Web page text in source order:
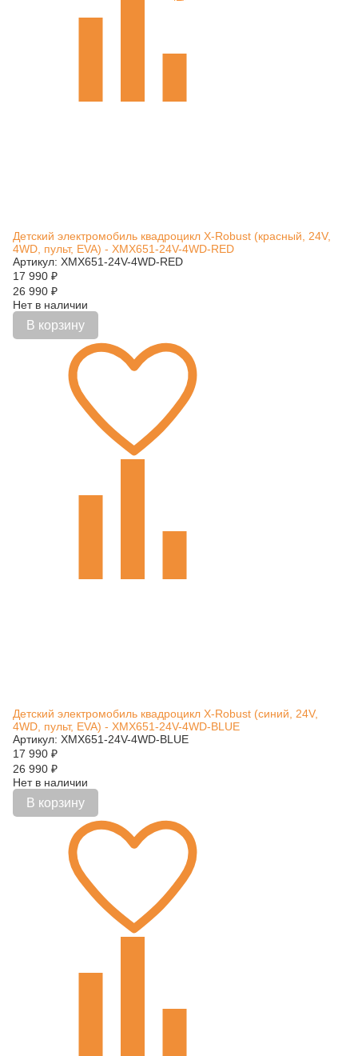
Детский электромобиль квадроцикл X-Robust (красный, 24V,
4WD, пульт, EVA) - XMX651-24V-4WD-RED
Артикул: XMX651-24V-4WD-RED
17 990 ₽
26 990 ₽
Нет в наличии
В корзину
Детский электромобиль квадроцикл X-Robust (синий, 24V,
4WD, пульт, EVA) - XMX651-24V-4WD-BLUE
Артикул: XMX651-24V-4WD-BLUE
17 990 ₽
26 990 ₽
Нет в наличии
В корзину